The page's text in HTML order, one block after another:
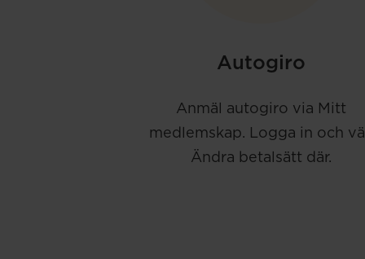
Autogiro
Anmäl autogiro via Mitt
medlemskap. Logga in och
Ändra betalsätt där.